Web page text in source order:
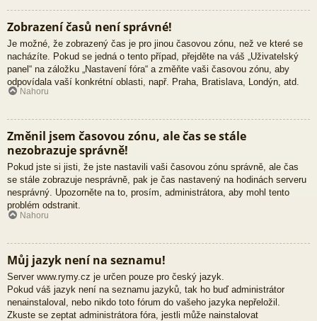
Zobrazení časů není správné!
Je možné, že zobrazený čas je pro jinou časovou zónu, než ve které se
nacházíte. Pokud se jedná o tento případ, přejděte na váš „Uživatelský
panel“ na záložku „Nastavení fóra“ a změňte vaši časovou zónu, aby
odpovídala vaší konkrétní oblasti, např. Praha, Bratislava, Londýn, atd.
Nahoru
Změnil jsem časovou zónu, ale čas se stále
nezobrazuje správně!
Pokud jste si jisti, že jste nastavili vaši časovou zónu správně, ale čas
se stále zobrazuje nesprávně, pak je čas nastavený na hodinách serveru
nesprávný. Upozorněte na to, prosím, administrátora, aby mohl tento
problém odstranit.
Nahoru
Můj jazyk není na seznamu!
Server www.rymy.cz je určen pouze pro český jazyk.
Pokud váš jazyk není na seznamu jazyků, tak ho buď administrátor
nenainstaloval, nebo nikdo toto fórum do vašeho jazyka nepřeložil.
Zkuste se zeptat administrátora fóra, jestli může nainstalovat